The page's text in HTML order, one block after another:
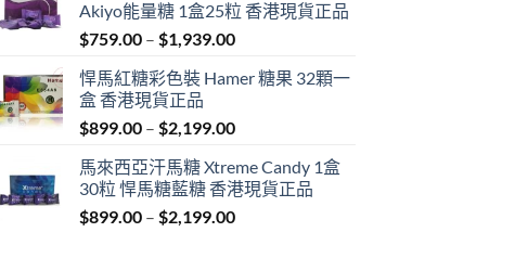
Akiyo能量糖 1盒25粒 香港現貨正品
$759.00 – $1,939.00Price
$759.00
$1,939.00
悍馬紅糖彩色裝 Hamer 糖果 32顆一
盒 香港現貨正品
$899.00 – $2,199.00Price
$899.00
through
$2,199.00
馬來西亞汗馬糖 Xtreme Candy 1盒
30粒 悍馬糖藍糖 香港現貨正品
$899.00 – $2,199.00Price